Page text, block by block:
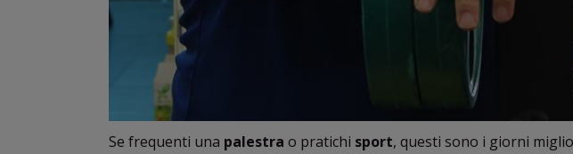
Se frequenti una palestra o pratichi sport, questi sono i giorni